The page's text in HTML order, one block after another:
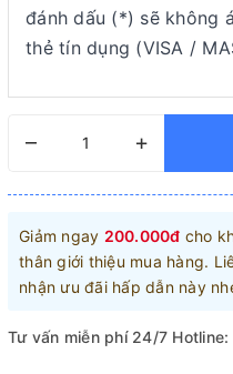
đánh dấu (*) sẽ không
thẻ tín dụng (VISA /
– +
Giảm ngay 200.000đ cho
thân giới thiệu mua hàng.
nhận ưu đãi hấp dẫn này
Tư vấn miễn phí 24/7 Hotline: